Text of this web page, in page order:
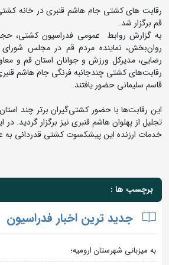
رقابت های کشتی جام هاشم قنبری در خانه
قم برگزار شد.
به گزارش روابط عمومی فدراسیون کشتی،
روان‌بخش، نماینده مردم قم در مجلس
رضایی، مدیرکل ورزش و جوانان استان قم و
رقابت‌های کشتی چندجانبه فرنگی جام هاشم
قاسم سلیمانی حضور یافتند.
این رقابت‌ها با حضور کشتی‌گیران برتر چند
تجلیل از پهلوان هاشم قنبری نیز برگزار گردید.
خدمات ارزنده این پیشکسوت کشتی قدردانی به
برچسب ها :
جدید ترین اخبار فدراسیون
به میزبانی شهرستان ارومیه؛